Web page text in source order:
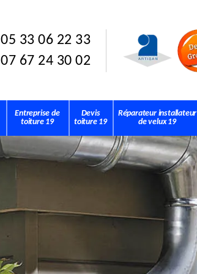
05 33 06 22 33
07 67 24 30 02
Entreprise de
toiture 19
Devis
toiture 19
Réparateur installateur
de velux 19